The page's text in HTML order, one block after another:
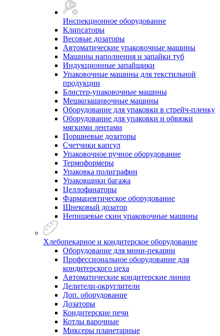
Инспекционное оборудование
Клипсаторы
Весовые дозаторы
Автоматические упаковочные машины
Машины наполнения и запайки туб
Индукционные запайщики
Упаковочные машины для текстильной
продукции
Блистер-упаковочные машины
Мешкозашивочные машины
Оборудование для упаковки в стрейч-пленку
Оборудование для упаковки и обвязки
мягкими лентами
Поршневые дозаторы
Счетчики капсул
Упаковочное ручное оборудование
Термоформеры
Упаковка полиграфии
Упаковщики багажа
Целлофанаторы
Фармацевтическое оборудование
Шнековый дозатор
Непищевые скин упаковочные машины
Хлебопекарное и кондитерское оборудование
Оборудование для мини-пекарни
Профессиональное оборудование для
кондитерского цеха
Автоматические кондитерские линии
Делители-округлители
Доп. оборудование
Дозаторы
Кондитерские печи
Котлы варочные
Миксеры планетарные